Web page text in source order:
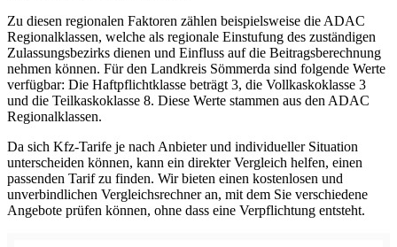
Zu diesen regionalen Faktoren zählen beispielsweise die ADAC
Regionalklassen, welche als regionale Einstufung des zuständigen
Zulassungsbezirks dienen und Einfluss auf die Beitragsberechnung
nehmen können. Für den Landkreis Sömmerda sind folgende Werte
verfügbar: Die Haftpflichtklasse beträgt 3, die Vollkaskoklasse 3
und die Teilkaskoklasse 8. Diese Werte stammen aus den ADAC
Regionalklassen.
Da sich Kfz-Tarife je nach Anbieter und individueller Situation
unterscheiden können, kann ein direkter Vergleich helfen, einen
passenden Tarif zu finden. Wir bieten einen kostenlosen und
unverbindlichen Vergleichsrechner an, mit dem Sie verschiedene
Angebote prüfen können, ohne dass eine Verpflichtung entsteht.